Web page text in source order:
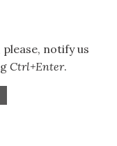
notify us
Ctrl+Enter.